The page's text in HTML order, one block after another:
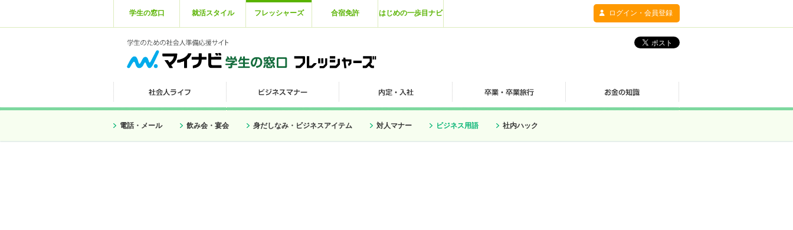
学生の窓口 就活スタイル フレッシャーズ 合宿免許 はじめの一歩目ナビ ログイン・会員登録
電話・メール 飲み会・宴会 身だしなみ・ビジネスアイテム 対人マナー ビジネス用語 社内ハック